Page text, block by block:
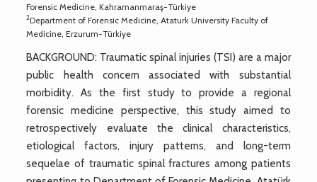
Forensic Medicine, Kahramanmaraş-Türkiye
2Department of Forensic Medicine, Ataturk University Faculty of
Medicine, Erzurum-Türkiye
BACKGROUND: Traumatic spinal injuries (TSI) are a major
public health concern associated with substantial
morbidity. As the first study to provide a regional
forensic medicine perspective, this study aimed to
retrospectively evaluate the clinical characteristics,
etiological factors, injury patterns, and long-term
sequelae of traumatic spinal fractures among patients